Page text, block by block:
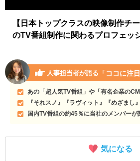
【日本トップクラスの映像制作チ
のTV番組制作に関わるプロフェッ
人事担当者が語る 「ココに注
あの「超人気TV番組」や「有名企業の
『それスノ』『ラヴィット』『めざまし
国内TV番組の約45％に当社のメンバーが
気になる